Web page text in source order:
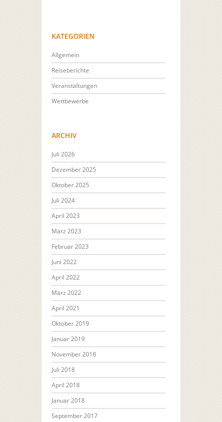
KATEGORIEN
Allgemein
Reiseberichte
Veranstaltungen
Wettbewerbe
ARCHIV
Juli 2026
Dezember 2025
Oktober 2025
Juli 2024
April 2023
März 2023
Februar 2023
Juni 2022
April 2022
März 2022
April 2021
Oktober 2019
Januar 2019
November 2018
Juli 2018
April 2018
Januar 2018
September 2017